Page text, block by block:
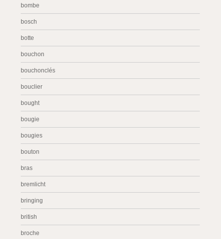
bombe
bosch
botte
bouchon
bouchonclés
bouclier
bought
bougie
bougies
bouton
bras
bremlicht
bringing
british
broche